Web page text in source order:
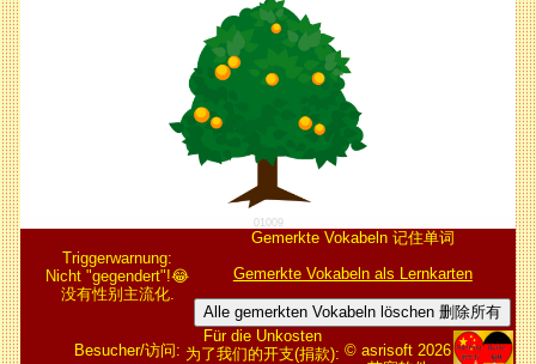
01009
Triggerwarnung:
Nicht "gegendert"!😂
没有性别主流化.
Gemerkte Vokabeln 记住单词
Gemerkte Vokabeln als Lernkarten
Alle gemerkten Vokabeln löschen 删除所有
Besucher/访问:
Für die Unkosten
为了我们的开支(捐款): © asrisoft 2026